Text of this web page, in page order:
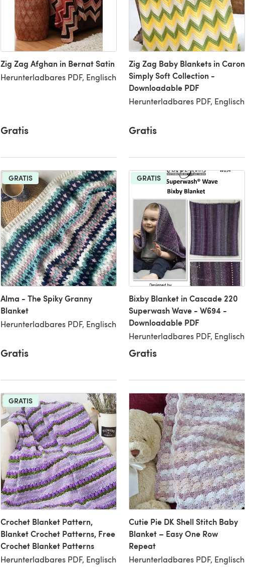
Zig Zag Afghan in Bernat Satin
Herunterladbares PDF, Englisch
Gratis
Zig Zag Baby Blankets in Caron
Simply Soft Collection -
Downloadable PDF
Herunterladbares PDF, Englisch
Gratis
GRATIS
Alma - The Spiky Granny
Blanket
Herunterladbares PDF, Englisch
Gratis
GRATIS
Bixby Blanket in Cascade 220
Superwash Wave - W694 -
Downloadable PDF
Herunterladbares PDF, Englisch
Gratis
GRATIS
Crochet Blanket Pattern,
Blanket Crochet Patterns, Free
Crochet Blanket Patterns
Herunterladbares PDF, Englisch
Cutie Pie DK Shell Stitch Baby
Blanket – Easy One Row
Repeat
Herunterladbares PDF, Englisch